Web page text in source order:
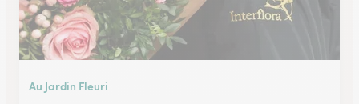
Au Jardin Fleuri